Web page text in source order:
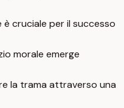
cruciale per il successo
morale emerge
la trama attraverso una